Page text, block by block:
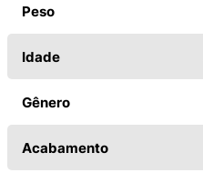
Peso
Idade
Gênero
Acabamento